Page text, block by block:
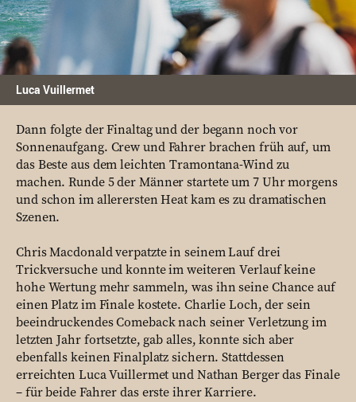
Luca Vuillermet
Dann folgte der Finaltag und der begann noch vor
Sonnenaufgang. Crew und Fahrer brachen früh auf, um
das Beste aus dem leichten Tramontana-Wind zu
machen. Runde 5 der Männer startete um 7 Uhr morgens
und schon im allerersten Heat kam es zu dramatischen
Szenen.
Chris Macdonald verpatzte in seinem Lauf drei
Trickversuche und konnte im weiteren Verlauf keine
hohe Wertung mehr sammeln, was ihn seine Chance auf
einen Platz im Finale kostete. Charlie Loch, der sein
beeindruckendes Comeback nach seiner Verletzung im
letzten Jahr fortsetzte, gab alles, konnte sich aber
ebenfalls keinen Finalplatz sichern. Stattdessen
erreichten Luca Vuillermet und Nathan Berger das Finale
– für beide Fahrer das erste ihrer Karriere.